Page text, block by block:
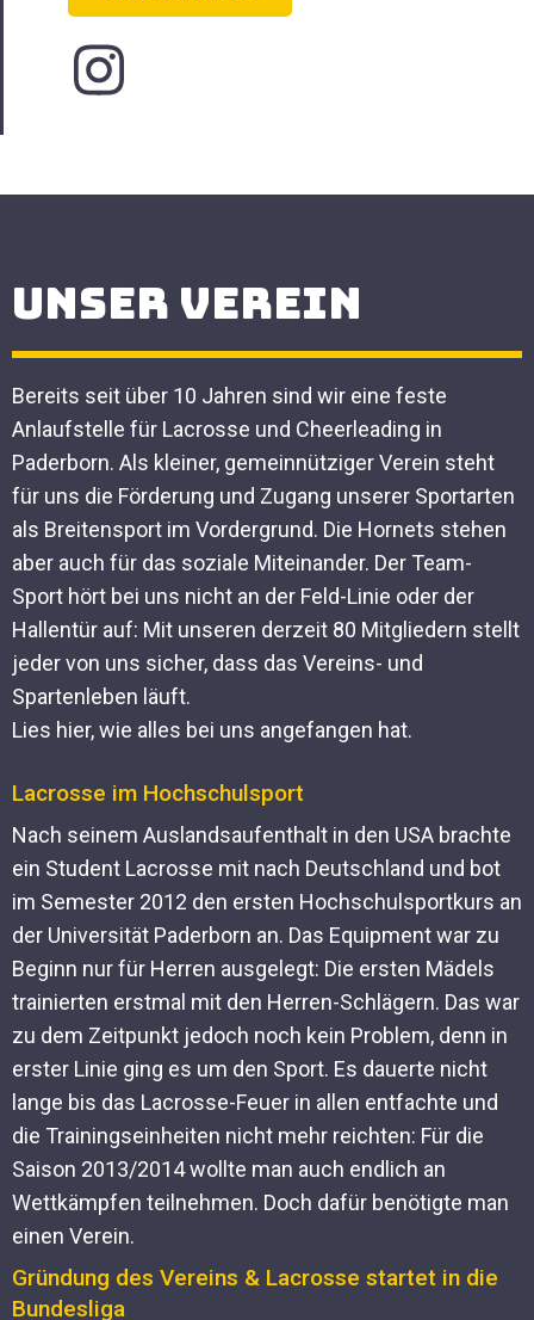
Unser Verein
Bereits seit über 10 Jahren sind wir eine feste
Anlaufstelle für Lacrosse und Cheerleading in
Paderborn. Als kleiner, gemeinnütziger Verein steht
für uns die Förderung und Zugang unserer Sportarten
als Breitensport im Vordergrund. Die Hornets stehen
aber auch für das soziale Miteinander. Der Team-
Sport hört bei uns nicht an der Feld-Linie oder der
Hallentür auf: Mit unseren derzeit 80 Mitgliedern stellt
jeder von uns sicher, dass das Vereins- und
Spartenleben läuft.
Lies hier, wie alles bei uns angefangen hat.
Lacrosse im Hochschulsport
Nach seinem Auslandsaufenthalt in den USA brachte
ein Student Lacrosse mit nach Deutschland und bot
im Semester 2012 den ersten Hochschulsportkurs an
der Universität Paderborn an. Das Equipment war zu
Beginn nur für Herren ausgelegt: Die ersten Mädels
trainierten erstmal mit den Herren-Schlägern. Das war
zu dem Zeitpunkt jedoch noch kein Problem, denn in
erster Linie ging es um den Sport. Es dauerte nicht
lange bis das Lacrosse-Feuer in allen entfachte und
die Trainingseinheiten nicht mehr reichten: Für die
Saison 2013/2014 wollte man auch endlich an
Wettkämpfen teilnehmen. Doch dafür benötigte man
einen Verein.
Gründung des Vereins & Lacrosse startet in die
Bundesliga